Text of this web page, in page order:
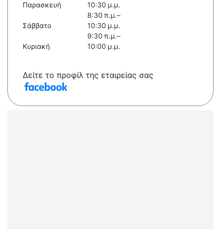
Παρασκευή
10:30 μ.μ.
Σάββατο
8:30 π.μ.–
10:30 μ.μ.
Κυριακή
9:30 π.μ.–
10:00 μ.μ.
Δείτε το προφίλ της εταιρείας σας